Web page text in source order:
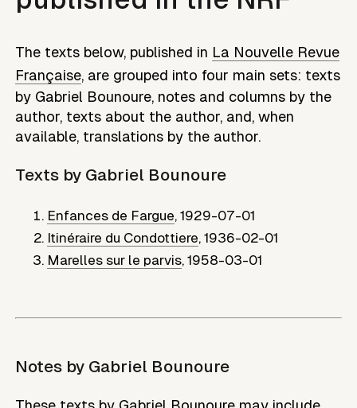
The texts below, published in La Nouvelle Revue
Française, are grouped into four main sets: texts
by Gabriel Bounoure, notes and columns by the
author, texts about the author, and, when
available, translations by the author.
Texts by Gabriel Bounoure
Enfances de Fargue,1929-07-01
Itinéraire du Condottiere,1936-02-01
Marelles sur le parvis,1958-03-01
Notes by Gabriel Bounoure